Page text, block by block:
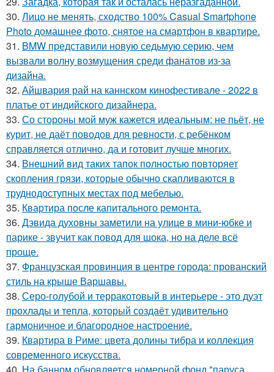
30. Лицо не менять, сходство 100% Casual Smartphone
Photo домашнее фото, снятое на смартфон в квартире.
31. BMW представили новую седьмую серию, чем
вызвали волну возмущения среди фанатов из-за
дизайна.
32. Айшвария рай на каннском кинофестивале - 2022 в
платье от индийского дизайнера.
33. Со стороны мой муж кажется идеальным: не пьёт, не
курит, не даёт поводов для ревности, с ребёнком
справляется отлично, да и готовит лучше многих.
34. Внешний вид таких тапок полностью повторяет
скопления грязи, которые обычно скапливаются в
труднодоступных местах под мебелью.
35. Квартира после капитального ремонта.
36. Дэвида духовны заметили на улице в мини-юбке и
парике - звучит как повод для шока, но на деле всё
проще.
37. Французская провинция в центре города: прованский
стиль на крыше Варшавы.
38. Серо-голубой и терракотовый в интерьере - это дуэт
прохлады и тепла, который создаёт удивительно
гармоничное и благородное настроение.
39. Квартира в Риме: цвета долины тибра и коллекция
современного искусства.